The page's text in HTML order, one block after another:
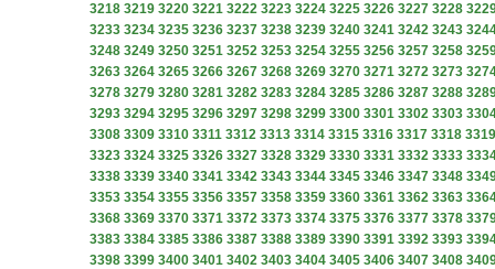
3218 3219 3220 3221 3222 3223 3224 3225 3226 3227 3228
3233 3234 3235 3236 3237 3238 3239 3240 3241 3242 3243
3248 3249 3250 3251 3252 3253 3254 3255 3256 3257 3258
3263 3264 3265 3266 3267 3268 3269 3270 3271 3272 3273
3278 3279 3280 3281 3282 3283 3284 3285 3286 3287 3288
3293 3294 3295 3296 3297 3298 3299 3300 3301 3302 3303
3308 3309 3310 3311 3312 3313 3314 3315 3316 3317 3318 3319
3323 3324 3325 3326 3327 3328 3329 3330 3331 3332 3333
3338 3339 3340 3341 3342 3343 3344 3345 3346 3347 3348
3353 3354 3355 3356 3357 3358 3359 3360 3361 3362 3363
3368 3369 3370 3371 3372 3373 3374 3375 3376 3377 3378
3383 3384 3385 3386 3387 3388 3389 3390 3391 3392 3393
3398 3399 3400 3401 3402 3403 3404 3405 3406 3407 3408